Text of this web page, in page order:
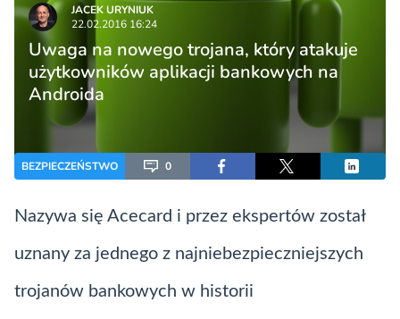
JACEK URYNIUK
22.02.2016 16:24
Uwaga na nowego trojana, który atakuje
użytkowników aplikacji bankowych na
Androida
BEZPIECZEŃSTWO 0
Nazywa się Acecard i przez ekspertów został
uznany za jednego z najniebezpieczniejszych
trojanów bankowych w historii